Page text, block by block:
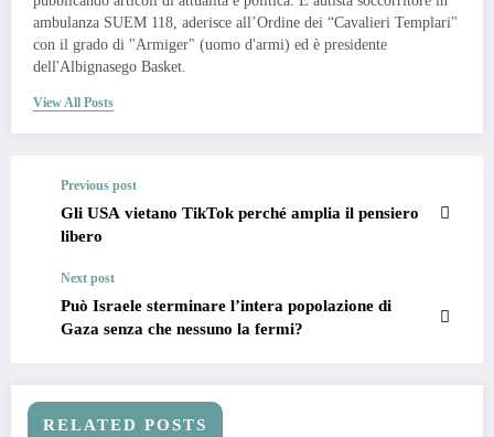
ambulanza SUEM 118, aderisce all’Ordine dei “Cavalieri Templari"
con il grado di "Armiger" (uomo d'armi) ed è presidente
dell'Albignasego Basket.
View All Posts
Previous post
Gli USA vietano TikTok perché amplia il pensiero
libero
Next post
Può Israele sterminare l’intera popolazione di
Gaza senza che nessuno la fermi?
RELATED POSTS